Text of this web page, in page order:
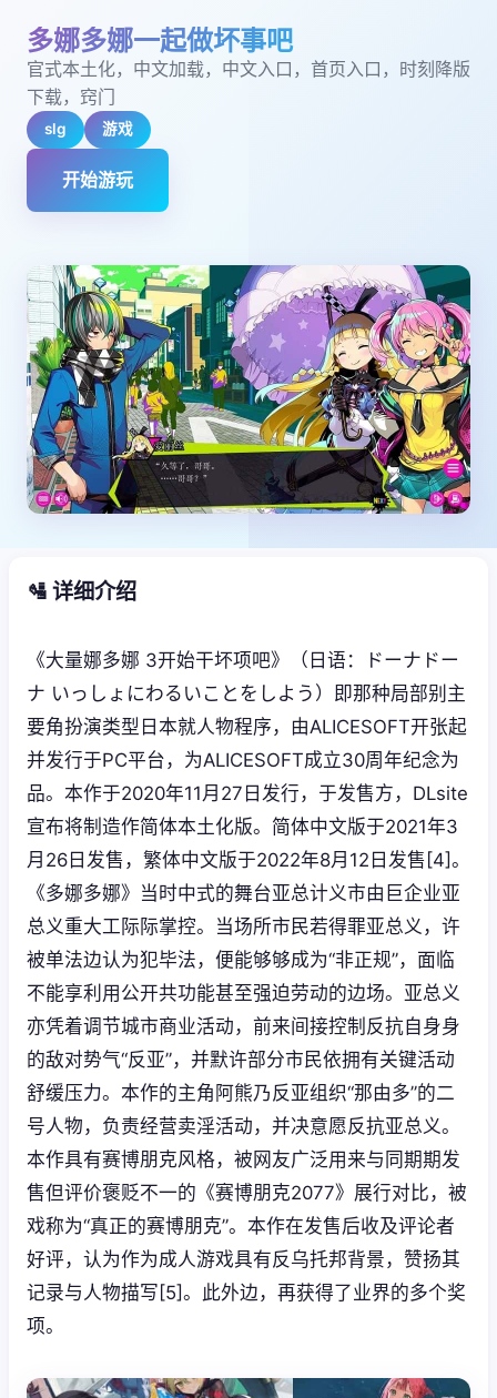
多娜多娜一起做坏事吧
官式本土化，中文加载，中文入口，首页入口，时刻降版
下载，窍门
slg 游戏
开始游玩
🛂 详细介绍
《大量娜多娜 3开始干坏项吧》（日语：ドーナドー
ナ いっしょにわるいことをしよう）即那种局部别主
要角扮演类型日本就人物程序，由ALICESOFT开张起
并发行于PC平台，为ALICESOFT成立30周年纪念为
品。本作于2020年11月27日发行，于发售方，DLsite
宣布将制造作简体本土化版。简体中文版于2021年3
月26日发售，繁体中文版于2022年8月12日发售[4]。
《多娜多娜》当时中式的舞台亚总计义市由巨企业亚
总义重大工际际掌控。当场所市民若得罪亚总义，许
被单法边认为犯毕法，便能够够成为“非正规”，面临
不能享利用公开共功能甚至强迫劳动的边场。亚总义
亦凭着调节城市商业活动，前来间接控制反抗自身身
的敌对势气“反亚”，并默许部分市民依拥有关键活动
舒缓压力。本作的主角阿熊乃反亚组织“那由多”的二
号人物，负责经营卖淫活动，并决意愿反抗亚总义。
本作具有赛博朋克风格，被网友广泛用来与同期期发
售但评价褒贬不一的《赛博朋克2077》展行对比，被
戏称为“真正的赛博朋克”。本作在发售后收及评论者
好评，认为作为成人游戏具有反乌托邦背景，赞扬其
记录与人物描写[5]。此外边，再获得了业界的多个奖
项。